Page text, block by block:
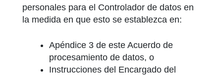
personales para el Controlador de datos en
la medida en que esto se establezca en:
Apéndice 3 de este Acuerdo de
procesamiento de datos, o
Instrucciones del Encargado del